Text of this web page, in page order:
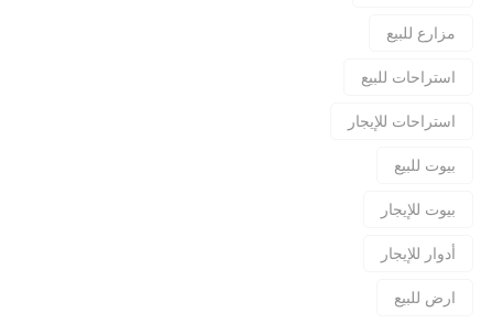
مزارع للبيع
استراحات للبيع
استراحات للإيجار
بيوت للبيع
بيوت للإيجار
أدوار للإيجار
ارض للبيع